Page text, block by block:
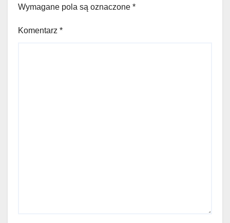
Wymagane pola są oznaczone *
Komentarz *